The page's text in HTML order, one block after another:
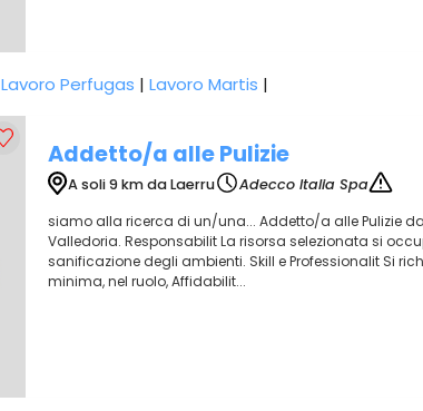
Lavoro Perfugas | Lavoro Martis |
Addetto/a alle Pulizie
A soli 9 km da Laerru
Adecco Italia Spa
siamo alla ricerca di un/una... Addetto/a alle Pulizie
Valledoria. Responsabilit La risorsa selezionata si
sanificazione degli ambienti. Skill e Professionalit Si
minima, nel ruolo, Affidabilit...